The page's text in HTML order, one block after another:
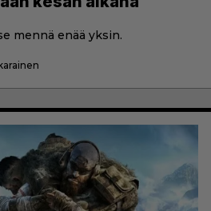
mennä enää yksin.